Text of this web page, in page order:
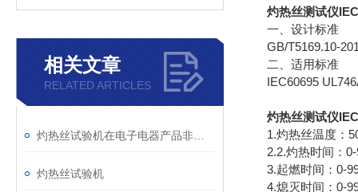
相关文章
RELATED ARTICLES
灼热丝试验机
灼热丝测试仪
一、设计标准
GB/T5169.10-
二、适用标准
IEC60695
灼热丝测试仪
1.灼热丝温度：
2.2.灼热时间：0-
3.起燃时间：0-
4.熄灭时间：0-